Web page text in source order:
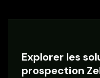
Explorer les
prospection